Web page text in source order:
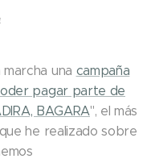
una campaña
pagar parte de
BAGARA", el más
he realizado sobre